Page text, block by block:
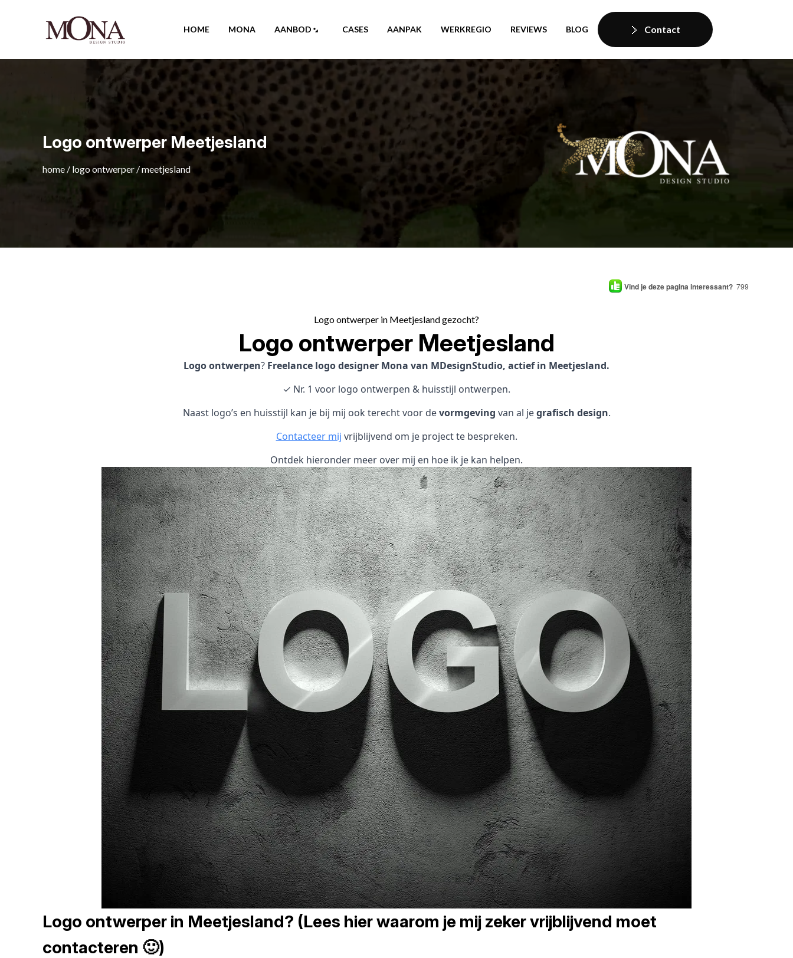
HOME MONA AANBOD CASES AANPAK WERKREGIO REVIEWS BLOG Contact
Logo ontwerper Meetjesland
home / logo ontwerper/meetjesland
Vind je deze pagina interessant? 799
Logo ontwerper in Meetjesland gezocht?
Logo ontwerper Meetjesland
Logo ontwerpen? Freelance logo designer Mona van MDesignStudio, actief in Meetjesland.
✓ Nr. 1 voor logo ontwerpen & huisstijl ontwerpen.
Naast logo’s en huisstijl kan je bij mij ook terecht voor devormgeving van al jegrafisch design.
Contacteer mij vrijblijvend om je project te bespreken.
Ontdek hieronder meer over mij en hoe ik je kan helpen.
Logo ontwerper in Meetjesland? (Lees hier waarom je mij zeker vrijblijvend moet
contacteren 🙂)